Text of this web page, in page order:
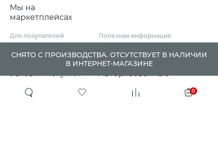
0
СНЯТО С ПРОИЗВОДСТВА. ОТСУТСТВУЕТ В НАЛИЧИИ
В ИНТЕРНЕТ-МАГАЗИНЕ
Мы на
маркетплейсах
Для покупателей
доставки
Условия покупки
Претензии, возвраты
и обмены
Полезная информация
программы
Авторизованные
партнеры